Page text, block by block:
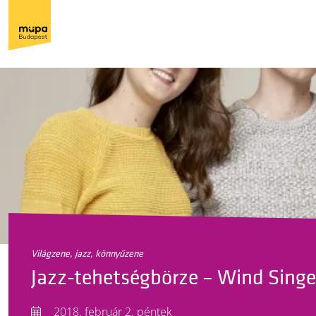
világzene, jazz, könnyűzene
Jazz-tehetségbörze – Wind
2018. február 2. péntek